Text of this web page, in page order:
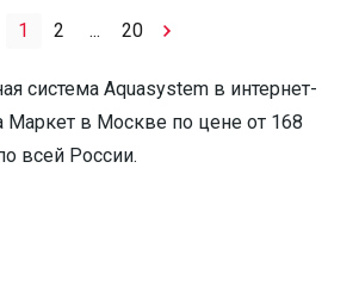
1 2 ... 20
система Aquasystem в интернет-
Маркет в Москве по цене от 168
всей России.